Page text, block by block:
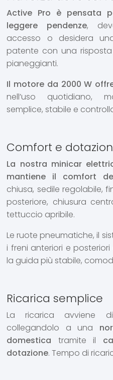
Active Pro è pensata
leggere pendenze,
accesso o desidera
patente con una
pianeggianti.
Il motore da 2000 W
nell’uso quotidiano,
semplice, stabile e
Comfort e
La nostra minicar
mantiene il comfort
chiusa, sedile regolabile,
posteriore, chiusura
tettuccio apribile.
Le ruote pneumatiche, il
i freni anteriori e
la guida più stabile,
Ricarica semplice
La ricarica avviene
collegandolo a una
domestica tramite il
dotazione. Tempo di